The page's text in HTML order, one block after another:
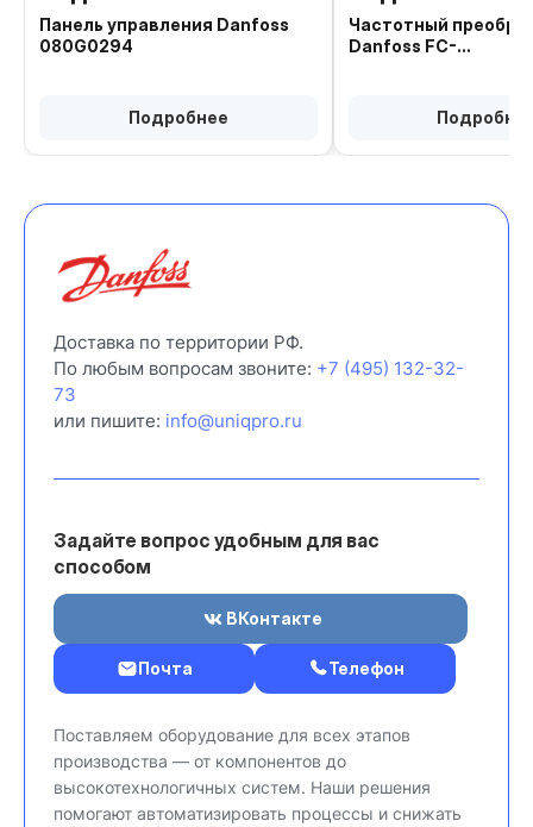
Панель управления Danfoss
080G0294
Подробнее
Частотный
Danfoss FC-
Доставка по территории РФ.
По любым вопросам звоните: +7 (495) 132-32-
73
или пишите: info@uniqpro.ru
Задайте вопрос удобным для вас
способом
ВКонтакте
Почта Телефон
Поставляем оборудование для всех этапов
производства — от компонентов до
высокотехнологичных систем. Наши решения
помогают автоматизировать процессы и снижать